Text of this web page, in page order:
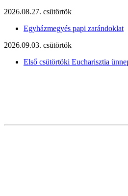
2026.08.27. csütörtök
Egyházmegyés papi zarándoklat
2026.09.03. csütörtök
Első csütörtöki Eucharisztia